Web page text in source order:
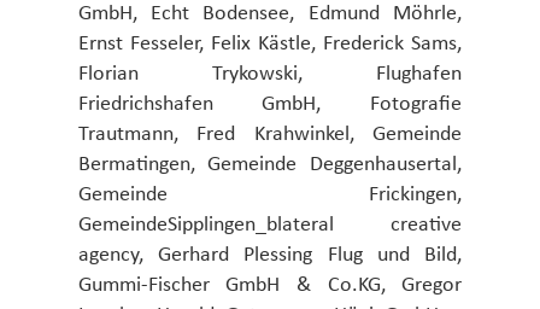
GmbH, Echt Bodensee, Edmund Möhrle,
Ernst Fesseler, Felix Kästle, Frederick Sams,
Florian Trykowski, Flughafen
Friedrichshafen GmbH, Fotografie
Trautmann, Fred Krahwinkel, Gemeinde
Bermatingen, Gemeinde Deggenhausertal,
Gemeinde Frickingen,
GemeindeSipplingen_blateral creative
agency, Gerhard Plessing Flug und Bild,
Gummi-Fischer GmbH & Co.KG, Gregor